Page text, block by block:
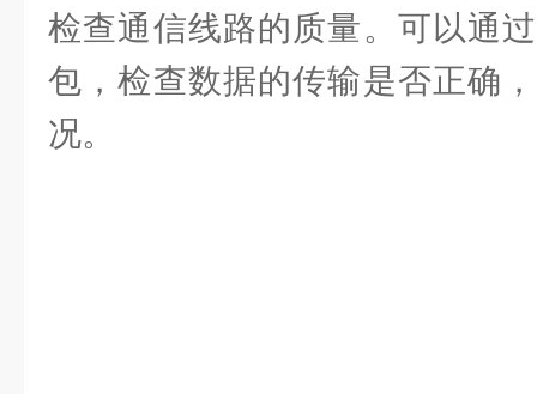
检查通信线路的质量。可以通
包，检查数据的传输是否正确
况。